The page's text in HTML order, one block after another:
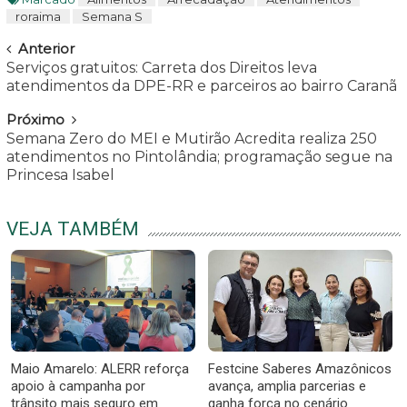
roraima
Semana S
Navegar
Anterior
Serviços gratuitos: Carreta dos Direitos leva
atendimentos da DPE-RR e parceiros ao bairro Caranã
Próximo
Semana Zero do MEI e Mutirão Acredita realiza 250
atendimentos no Pintolândia; programação segue na
Princesa Isabel
VEJA TAMBÉM
Maio Amarelo: ALERR reforça
apoio à campanha por
trânsito mais seguro em
Festcine Saberes Amazônicos
avança, amplia parcerias e
ganha força no cenário